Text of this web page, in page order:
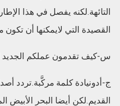
التائهة.لكنه يفصل في هذا
القصيدة التي لايمكنها أن
س-كيف تقدمون عملكم الجديد
ج-أدونيادة كلمة مركَّبة.تردد
القديم.لكن أيضا البحر الأبيض